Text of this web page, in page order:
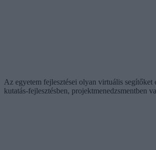
Az egyetem fejlesztései olyan virtuális
kutatás-fejlesztésben, projektmenedzsmentben